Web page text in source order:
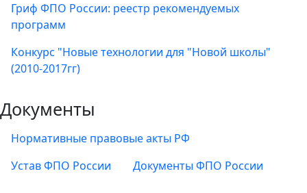
Гриф ФПО России: реестр рекомендуемых
программ
Конкурс "Новые технологии для "Новой школы"
(2010-2017гг)
Документы
Нормативные правовые акты РФ
Устав ФПО России
Документы ФПО России